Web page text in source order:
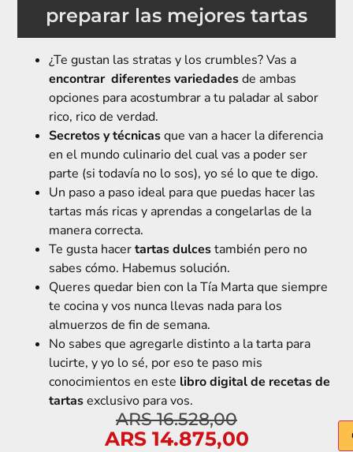
preparar las mejores tartas
¿Te gustan las stratas y los crumbles? Vas a
encontrar diferentes variedadesde ambas
opciones para acostumbrar a tu paladar al sabor
rico, rico de verdad.
Secretos y técnicasque van a hacer la diferencia
en el mundo culinario del cual vas a poder ser
parte (si todavía no lo sos), yo sé lo que te digo.
Un paso a paso ideal para que puedas hacer las
tartas más ricas y aprendas a congelarlas de la
manera correcta.
Te gusta hacertartas dulcestambién pero no
sabes cómo. Habemus solución.
Queres quedar bien con la Tía Marta que siempre
te cocina y vos nunca llevas nada para los
almuerzos de fin de semana.
No sabes que agregarle distinto a la tarta para
lucirte, y yo lo sé, por eso te paso mis
conocimientos en este libro digital de recetas de
tartasexclusivo para vos.
ARS16.528,00
ARS14.875,00